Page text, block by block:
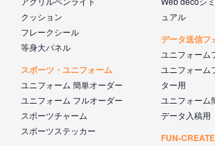
クッション
フレークシール
等身大パネル
スポーツ・ユニフォーム
ユニフォーム 簡単オーダー
ユニフォーム フルオーダー
スポーツチャーム
スポーツステッカー
ュアル
データ送信フ
ユニフォーム
ユニフォーム
ター用
ユニフォーム
データ入稿用
FUN-